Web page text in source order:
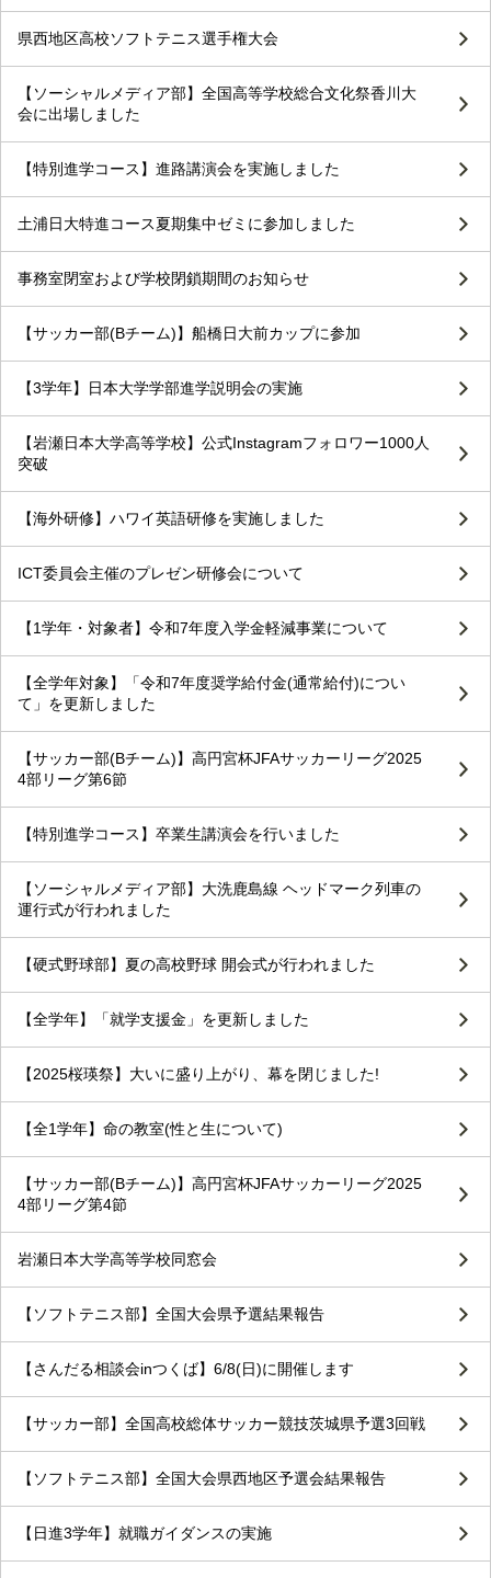
県西地区高校ソフトテニス選手権大会
【ソーシャルメディア部】全国高等学校総合文化祭香川大
会に出場しました
【特別進学コース】進路講演会を実施しました
土浦日大特進コース夏期集中ゼミに参加しました
事務室閉室および学校閉鎖期間のお知らせ
【サッカー部(Bチーム)】船橋日大前カップに参加
【3学年】日本大学学部進学説明会の実施
【岩瀬日本大学高等学校】公式Instagramフォロワー1000人
突破
【海外研修】ハワイ英語研修を実施しました
ICT委員会主催のプレゼン研修会について
【1学年・対象者】令和7年度入学金軽減事業について
【全学年対象】「令和7年度奨学給付金(通常給付)につい
て」を更新しました
【サッカー部(Bチーム)】高円宮杯JFAサッカーリーグ2025
4部リーグ第6節
【特別進学コース】卒業生講演会を行いました
【ソーシャルメディア部】大洗鹿島線 ヘッドマーク列車の
運行式が行われました
【硬式野球部】夏の高校野球 開会式が行われました
【全学年】「就学支援金」を更新しました
【2025桜瑛祭】大いに盛り上がり、幕を閉じました!
【全1学年】命の教室(性と生について)
【サッカー部(Bチーム)】高円宮杯JFAサッカーリーグ2025
4部リーグ第4節
岩瀬日本大学高等学校同窓会
【ソフトテニス部】全国大会県予選結果報告
【さんだる相談会inつくば】6/8(日)に開催します
【サッカー部】全国高校総体サッカー競技茨城県予選3回戦
【ソフトテニス部】全国大会県西地区予選会結果報告
【日進3学年】就職ガイダンスの実施